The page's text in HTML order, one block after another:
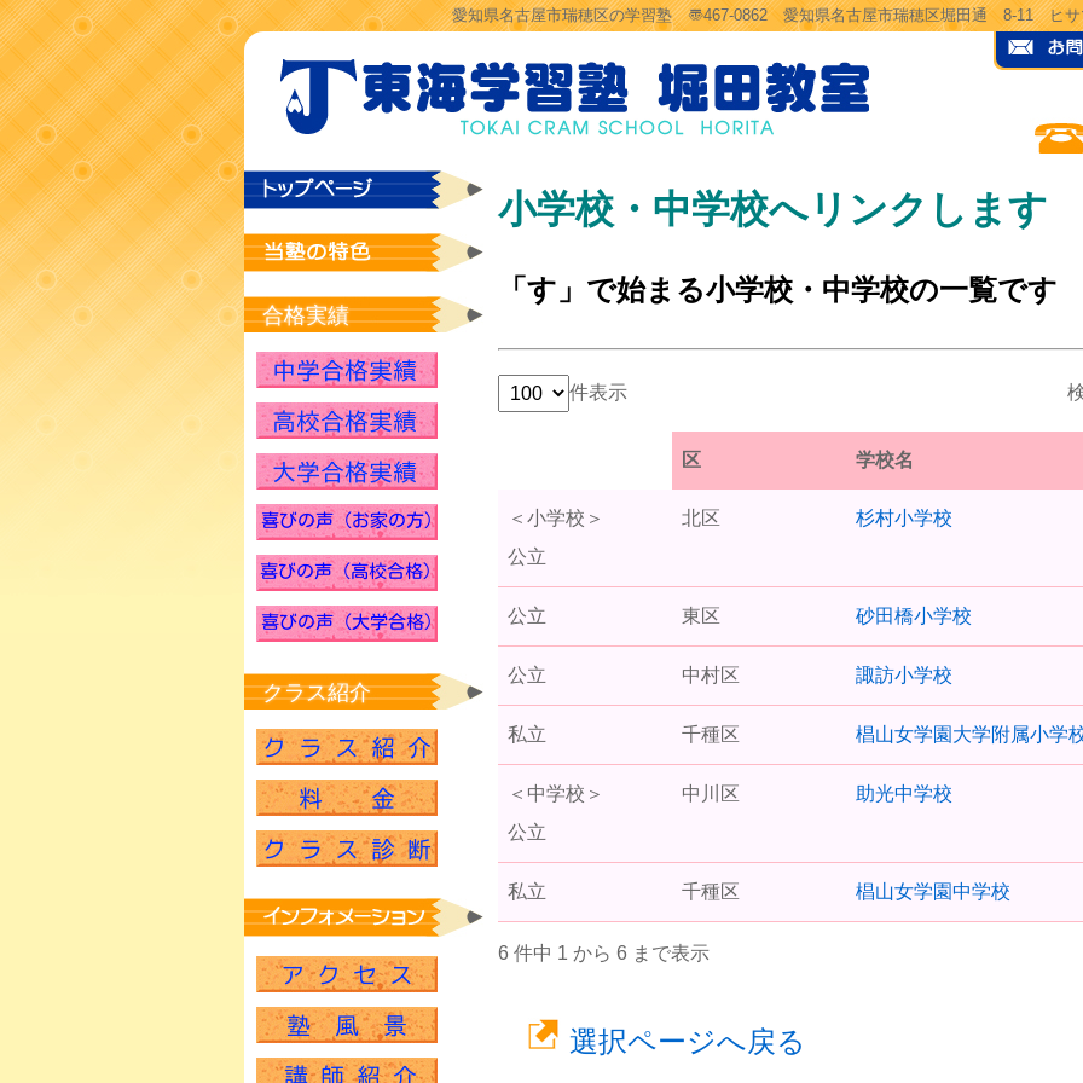
愛知県名古屋市瑞穂区の学習塾 〠467-0862 愛知県名古屋市瑞穂区堀田通 8-11 ヒ
小学校・中学校へリンクします
「す」で始まる小学校・中学校の一覧です
件表示
区 学校名
＜小学校＞
公立
北区 杉村小学校
公立 東区 砂田橋小学校
公立 中村区 諏訪小学校
私立 千種区 椙山女学園大学附属小学
＜中学校＞
公立
中川区 助光中学校
私立 千種区 椙山女学園中学校
6 件中 1 から 6 まで表示
選択ページへ戻る
合格実績
クラス紹介